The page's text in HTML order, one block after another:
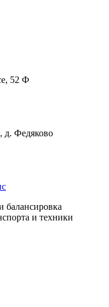
52 Ф
д. Федяково
балансировка
и техники